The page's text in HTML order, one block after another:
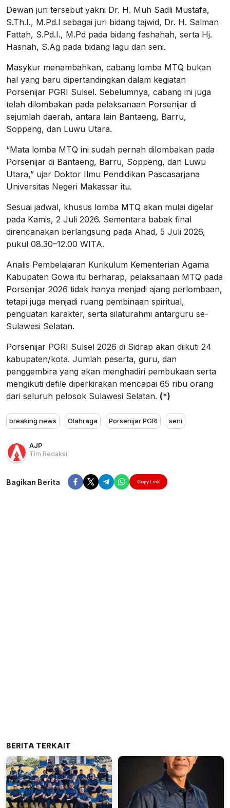
Dewan juri tersebut yakni Dr. H. Muh Sadli Mustafa,
S.Th.I., M.Pd.I sebagai juri bidang tajwid, Dr. H. Salman
Fattah, S.Pd.I., M.Pd pada bidang fashahah, serta Hj.
Hasnah, S.Ag pada bidang lagu dan seni.
Masykur menambahkan, cabang lomba MTQ bukan
hal yang baru dipertandingkan dalam kegiatan
Porsenijar PGRI Sulsel. Sebelumnya, cabang ini juga
telah dilombakan pada pelaksanaan Porsenijar di
sejumlah daerah, antara lain Bantaeng, Barru,
Soppeng, dan Luwu Utara.
“Mata lomba MTQ ini sudah pernah dilombakan pada
Porsenijar di Bantaeng, Barru, Soppeng, dan Luwu
Utara,” ujar Doktor Ilmu Pendidikan Pascasarjana
Universitas Negeri Makassar itu.
Sesuai jadwal, khusus lomba MTQ akan mulai digelar
pada Kamis, 2 Juli 2026. Sementara babak final
direncanakan berlangsung pada Ahad, 5 Juli 2026,
pukul 08.30–12.00 WITA.
Analis Pembelajaran Kurikulum Kementerian Agama
Kabupaten Gowa itu berharap, pelaksanaan MTQ pada
Porsenijar 2026 tidak hanya menjadi ajang perlombaan,
tetapi juga menjadi ruang pembinaan spiritual,
penguatan karakter, serta silaturahmi antarguru se-
Sulawesi Selatan.
Porsenijar PGRI Sulsel 2026 di Sidrap akan diikuti 24
kabupaten/kota. Jumlah peserta, guru, dan
penggembira yang akan menghadiri pembukaan serta
mengikuti defile diperkirakan mencapai 65 ribu orang
dari seluruh pelosok Sulawesi Selatan. (*)
breaking news Olahraga Porsenijar PGRI seni
AJP
Tim Redaksi
Bagikan Berita Copy Link
BERITA TERKAIT